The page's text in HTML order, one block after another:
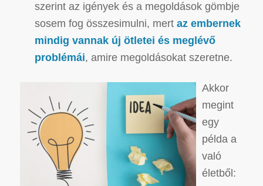
szerint az igények és a megoldások gömbje
sosem fog összesimulni, mert az embernek
mindig vannak új ötletei és meglévő
problémái, amire megoldásokat szeretne.
Akkor
megint
egy
példa a
való
életből: